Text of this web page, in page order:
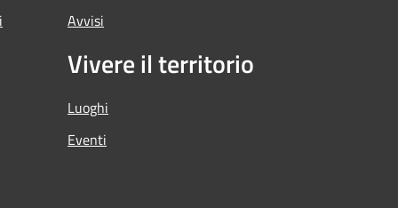
Avvisi
Vivere il territorio
Luoghi
Eventi